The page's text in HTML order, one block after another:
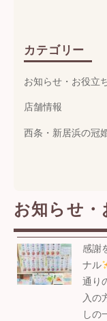
カテゴリー
お知らせ・お役立
店舗情報
西条・新居浜の冠
お知らせ・
感謝
ナル
通り
入の
しの